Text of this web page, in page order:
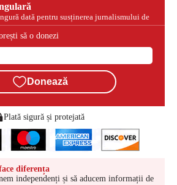
dată pentru susținerea jurnalismului de
să o donezi
Donează
Plată sigură și protejată
diferența
independenți și să aducem informații de